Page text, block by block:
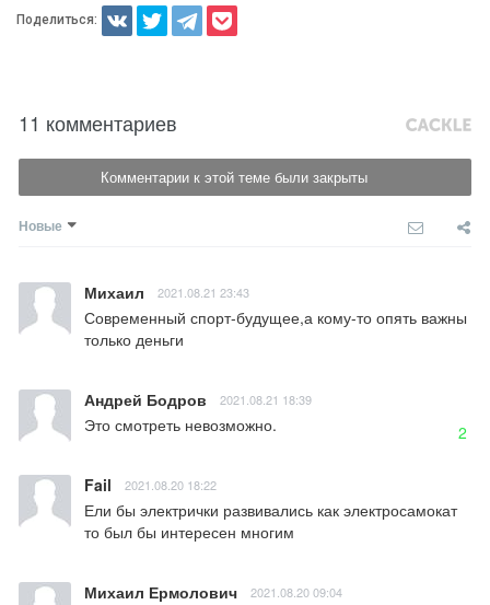
Поделиться:
11 комментариев
Комментарии к этой теме были закрыты
Новые
Михаил 2021.08.21 23:43
Современный спорт-будущее,а кому-то опять важны
только деньги
Андрей Бодров 2021.08.21 18:39
Это смотреть невозможно. 2
Fail 2021.08.20 18:22
Ели бы электрички развивались как электросамокат
то был бы интересен многим
Михаил Ермолович 2021.08.20 09:04